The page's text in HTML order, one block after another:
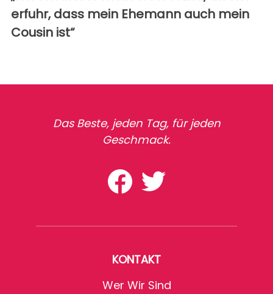
erfuhr, dass mein Ehemann auch mein
Cousin ist“
Das Beste, jeden Tag, für jeden
Geschmack.
KONTAKT
Wer Wir Sind